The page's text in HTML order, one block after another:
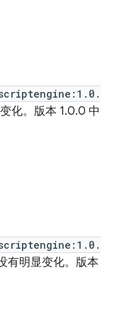
化。版本 1.0.0 中
有明显变化。版本